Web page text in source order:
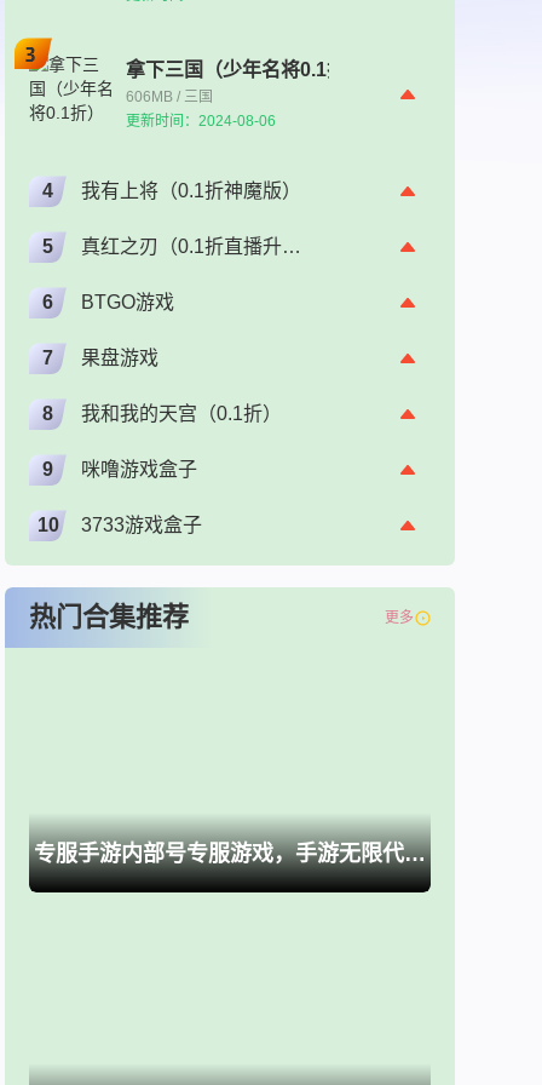
拿下三国（少年名将0.1折）
606MB / 三国
更新时间：2024-08-06
4 我有上将（0.1折神魔版）
5 真红之刃（0.1折直播升级版）（奇迹）
6 BTGO游戏
7 果盘游戏
8 我和我的天宫（0.1折）
9 咪噜游戏盒子
10 3733游戏盒子
热门合集推荐 更多
专服手游内部号专服游戏，手游无限代金卷、买断游戏